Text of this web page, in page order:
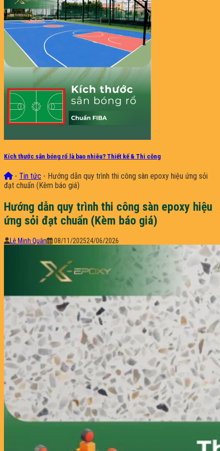
Kích thước sân bóng rổ là bao nhiêu? Thiết kế & Thi công
- Tin tức - Hướng dẫn quy trình thi công sàn epoxy hiệu ứng sỏi
đạt chuẩn (Kèm báo giá)
Hướng dẫn quy trình thi công sàn epoxy hiệu
ứng sỏi đạt chuẩn (Kèm báo giá)
Lê Minh Quân 08/11/202524/06/2026